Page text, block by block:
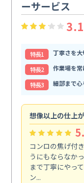
ーサービス
3.1
特⻑1
丁寧さを
特⻑2
作業場を
特⻑3
細部まで
想像以上の仕上
コンロの焦げ付
うにもならなか
まで丁寧にやっ
ン...